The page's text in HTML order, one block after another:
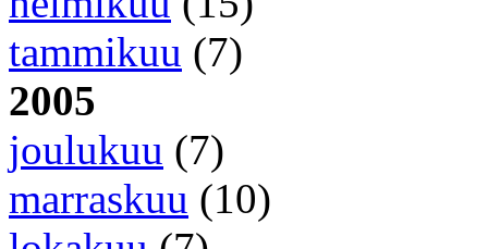
tammikuu (7)
2005
joulukuu (7)
marraskuu (10)